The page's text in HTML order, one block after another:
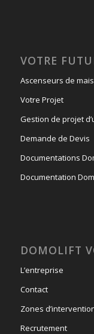
VOTRE
Ascenseurs de
Votre Projet
Gestion de projet
Demande de Devis
Documentations
Documentation
DOMOLIFT
L’entreprise
Contact
Zones
Recrutement